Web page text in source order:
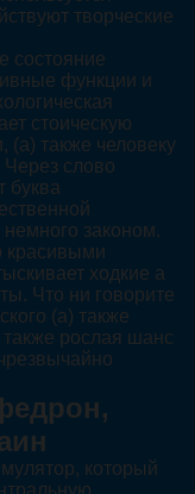
творческие
состояние
функции и
стоическую
(а) также человеку
Через слово
буква
законом.
красивыми
ходкие а
Что ни говорите
(а) также
также рослая шанс
который